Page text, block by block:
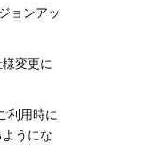
ョンアッ
変更に
利用時に
うにな